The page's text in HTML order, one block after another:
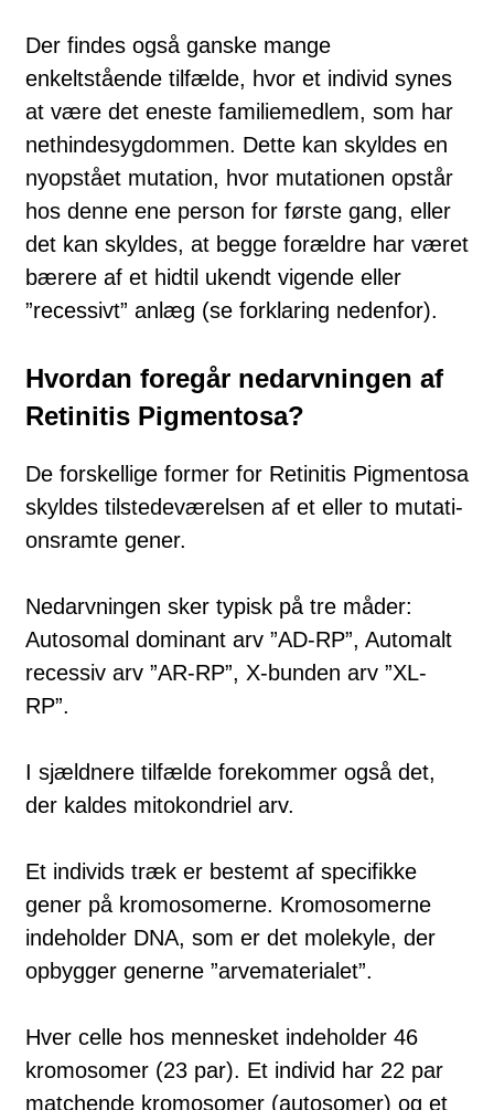
Der findes også ganske mange
enkeltstående tilfælde, hvor et individ synes
at være det ene­ste familiemedlem, som har
nethindesygdommen. Dette kan skyldes en
ny­op­stå­et mutation, hvor mutationen opstår
hos denne ene person for første gang, eller
det kan skyldes, at begge forældre har været
bærere af et hidtil ukendt vi­gende eller
”recessivt” anlæg (se forklaring nedenfor).
Hvordan foregår nedarvningen af
Retinitis Pigmentosa?
De forskellige former for Retinitis Pigmentosa
skyldes tilstedeværelsen af et eller to mu­ta­ti­
ons­ram­te gener.
Nedarvningen sker typisk på tre måder:
Autosomal dominant arv ”AD-RP”, Automalt
recessiv arv ”AR-RP”, X-bunden arv ”XL-
RP”.
I sjæld­ne­re tilfælde forekommer også det,
der kaldes mitokondriel arv.
Et individs træk er bestemt af specifikke
gener på kromosomerne. Kromosomerne
indeholder DNA, som er det molekyle, der
opbygger generne ”arvematerialet”.
Hver celle hos mennesket indeholder 46
kromosomer (23 par). Et individ har 22 par
matchende kromosomer (autosomer) og et